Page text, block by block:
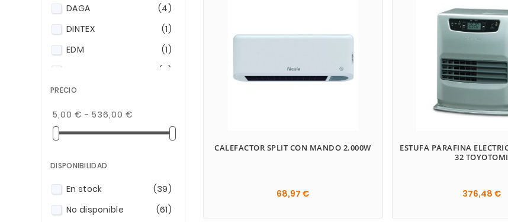
DAGA
(4)
DINTEX
(1)
EDM
(1)
(6)
FM
FUN&GO
FÁCULA
(11)
HJM
(6)
JOCCA
(3)
PRECIO
5,00 € - 536,00 €
DISPONIBILIDAD
En stock
(39)
No disponible
(61)
CALEFACTOR SPLIT CON MANDO 2.000W
68,97 €
ESTUFA PARAFINA
32 TOYOTOMI
376,48 €
Enter